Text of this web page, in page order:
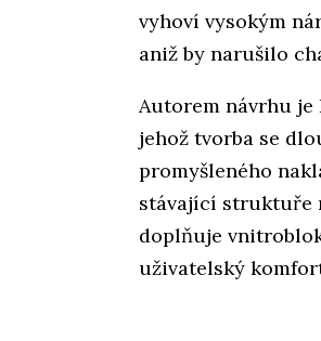
vyhoví vysokým
aniž by narušilo
Autorem návrhu
jehož tvorba se
promyšleného
stávající struktuře
doplňuje
uživatelský